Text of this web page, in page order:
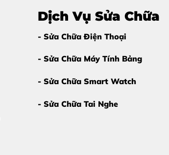
Dịch Vụ Sửa Chữa
- Sửa Chữa Điện Thoại
- Sửa Chữa Máy Tính Bảng
- Sửa Chữa Smart Watch
- Sửa Chữa Tai Nghe